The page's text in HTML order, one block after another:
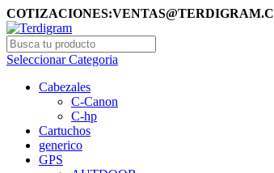
Seleccionar Categoria
Cabezales
C-Canon
C-hp
Cartuchos
generico
GPS